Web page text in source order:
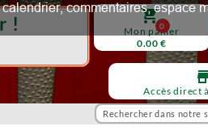
shopping_cart
0
Mon panier
0.00 €
!
Accès direct
commentaires, espace